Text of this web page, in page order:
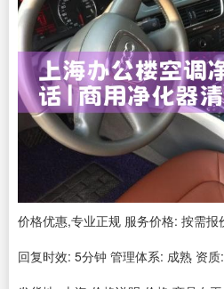
价格优惠,专业正规 服务价格: 按需
回复时效: 5分钟 管理体系: 成熟 资